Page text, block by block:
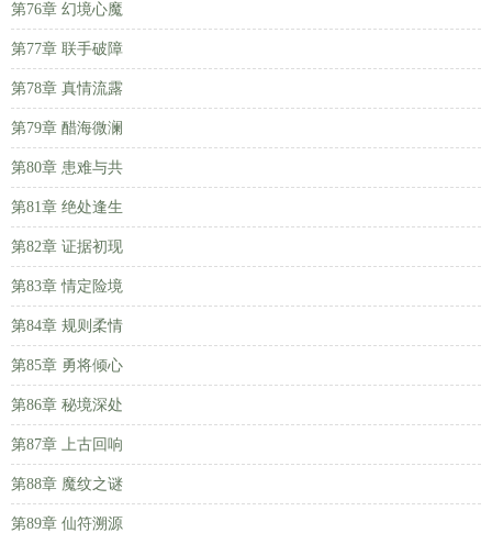
第76章 幻境心魔
第77章 联手破障
第78章 真情流露
第79章 醋海微澜
第80章 患难与共
第81章 绝处逢生
第82章 证据初现
第83章 情定险境
第84章 规则柔情
第85章 勇将倾心
第86章 秘境深处
第87章 上古回响
第88章 魔纹之谜
第89章 仙符溯源